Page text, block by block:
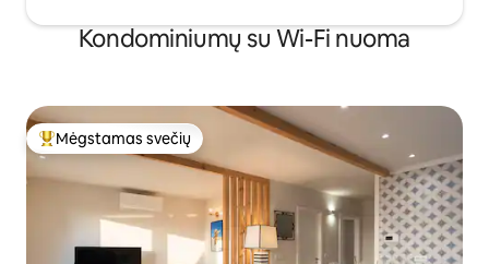
Kondominiumų su Wi-Fi nuoma
Svečių mėgstamiausias
Mėgstamas svečių